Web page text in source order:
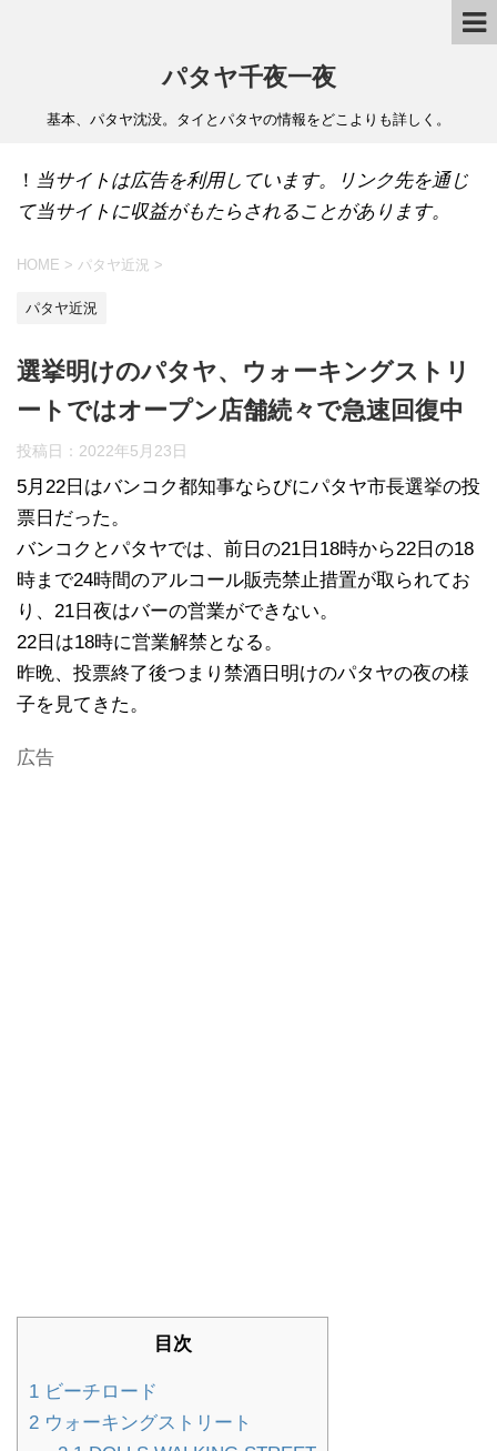
パタヤ千夜一夜
基本、パタヤ沈没。タイとパタヤの情報をどこよりも詳しく。
！ 当サイトは広告を利用しています。リンク先を通じ
て当サイトに収益がもたらされることがあります。
HOME > パタヤ近況 >
パタヤ近況
選挙明けのパタヤ、ウォーキングストリ
ートではオープン店舗続々で急速回復中
投稿日： 2022年5月23日
5月22日はバンコク都知事ならびにパタヤ市長選挙の投
票日だった。
バンコクとパタヤでは、前日の21日18時から22日の18
時まで24時間のアルコール販売禁止措置が取られてお
り、21日夜はバーの営業ができない。
22日は18時に営業解禁となる。
昨晩、投票終了後つまり禁酒日明けのパタヤの夜の様
子を見てきた。
広告
目次
1 ビーチロード
2 ウォーキングストリート